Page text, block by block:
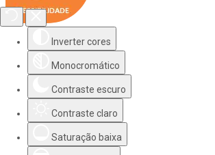
Inverter cores
Monocromático
Contraste escuro
Contraste claro
Saturação baixa